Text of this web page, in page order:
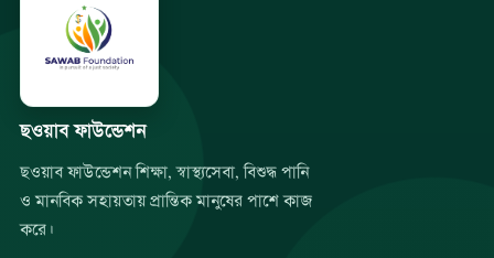
ছওয়াব ফাউন্ডেশন
ছওয়াব ফাউন্ডেশন শিক্ষা, স্বাস্থ্যসেবা, বিশুদ্ধ পানি
ও মানবিক সহায়তায় প্রান্তিক মানুষের পাশে কাজ
করে।